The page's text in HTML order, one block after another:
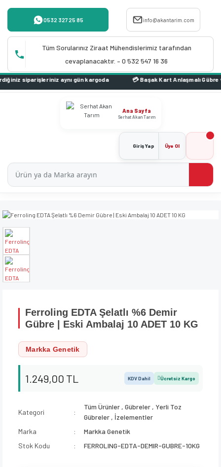
0532 327 25 85 info@akantarim.com
Tüm Sorularınız Ziraat Mühendislerimiz tarafından
cevaplanacaktır. – 0 532 547 16 36
aynı gün kargoda
Ana Sayfa
Serhat Akan Tarım
Giriş Yap Üye Ol
Ferroling EDTA Şelatlı %6 Demir
Gübre | Eski Ambalaj 10 ADET 10 KG
Markka Genetik
1.249,00 TL KDV Dahil Ücretsiz Kargo
Kategori
Tüm Ürünler ,Gübreler , Yerli Toz
Gübreler , İzelementler
Marka
Markka Genetik
Stok Kodu
FERROLING-EDTA-DEMIR-GUBRE-10KG